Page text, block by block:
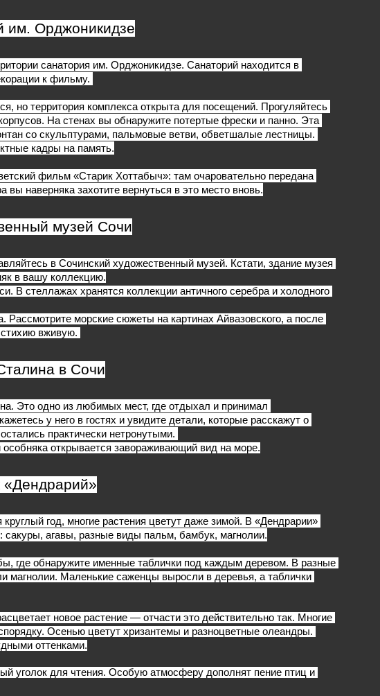
им. Орджоникидзе
санатория им. Орджоникидзе. Санаторий находится в
к фильму.
но территория комплекса открыта для посещений. Прогуляйтесь
На стенах вы обнаружите потертые фрески и панно. Эта
со скульптурами, пальмовые ветви, обветшалые лестницы.
кадры на память.
фильм «Старик Хоттабыч»: там очаровательно передана
наверняка захотите вернуться в это место вновь.
музей Сочи
в Сочинский художественный музей. Кстати, здание музея
в вашу коллекцию.
В стеллажах хранятся коллекции античного серебра и холодного
морские сюжеты на картинах Айвазовского, а после
вживую.
в Сочи
Это одно из любимых мест, где отдыхал и принимал
у него в гостях и увидите детали, которые расскажут о
практически нетронутыми.
открывается завораживающий вид на море.
«Дендрарий»
год, многие растения цветут даже зимой. В «Дендрарии»
сакуры, агавы, разные виды пальм, бамбук, магнолии.
где обнаружите именные таблички под каждым деревом. В разные
магнолии. Маленькие саженцы выросли в деревья, а таблички
новое растение — отчасти это действительно так. Многие
Осенью цветут хризантемы и разноцветные олеандры.
оттенками.
уголок для чтения. Особую атмосферу дополнят пение птиц и